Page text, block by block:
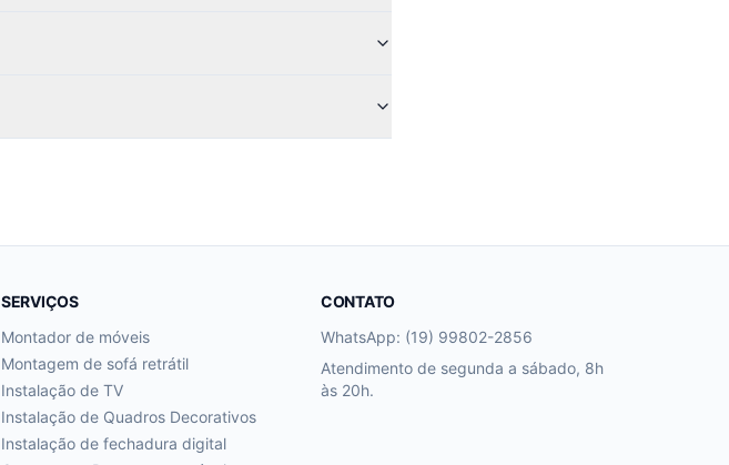
SERVIÇOS
Montador de móveis
Montagem de sofá retrátil
Instalação de TV
Instalação de Quadros Decorativos
Instalação de fechadura digital
CONTATO
WhatsApp: (19) 99802-2856
Atendimento de segunda a sábado, 8h
às 20h.